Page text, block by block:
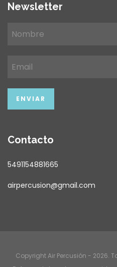
Newsletter
Contacto
5491154881665
airpercusion@gmail.com
Copyright Air Percusión - 2026.